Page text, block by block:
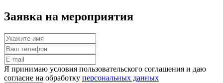
Заявка на мероприятия
Я принимаю условия пользовательского соглашения и даю
согласие на обработку персональных данных